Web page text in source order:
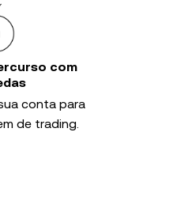
com
conta para
de trading.